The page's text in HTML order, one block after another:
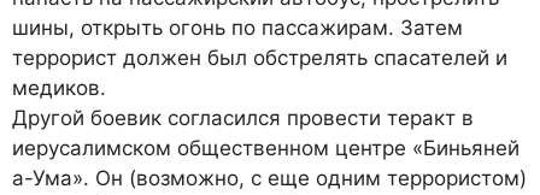
шины, открыть огонь по пассажирам. Затем
террорист должен был обстрелять спасателей и
медиков.
Другой боевик согласился провести теракт в
иерусалимском общественном центре «Биньяней
а-Ума». Он (возможно, с еще одним террористом)